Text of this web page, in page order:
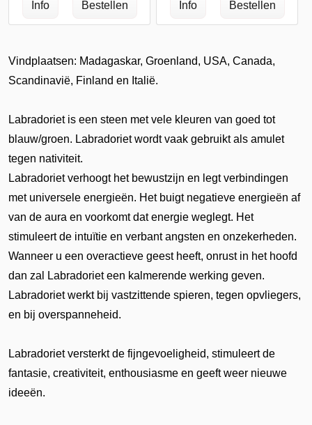
Vindplaatsen: Madagaskar, Groenland, USA, Canada,
Scandinavië, Finland en Italië.
Labradoriet is een steen met vele kleuren van goed tot
blauw/groen. Labradoriet wordt vaak gebruikt als amulet
tegen nativiteit.
Labradoriet verhoogt het bewustzijn en legt verbindingen
met universele energieën. Het buigt negatieve energieën af
van de aura en voorkomt dat energie weglegt. Het
stimuleert de intuïtie en verbant angsten en onzekerheden.
Wanneer u een overactieve geest heeft, onrust in het hoofd
dan zal Labradoriet een kalmerende werking geven.
Labradoriet werkt bij vastzittende spieren, tegen opvliegers,
en bij overspanneheid.
Labradoriet versterkt de fijngevoeligheid, stimuleert de
fantasie, creativiteit, enthousiasme en geeft weer nieuwe
ideeën.